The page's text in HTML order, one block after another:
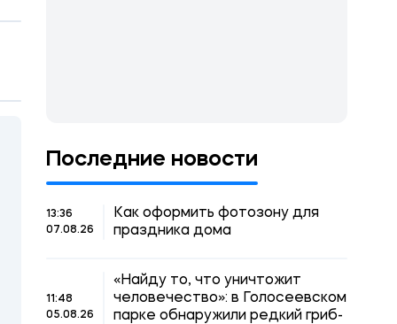
Последние новости
13:36
07.08.26
Как оформить фотозону для
праздника дома
11:48
05.08.26
«Найду то, что уничтожит
человечество»: в Голосеевском
парке обнаружили редкий гриб-